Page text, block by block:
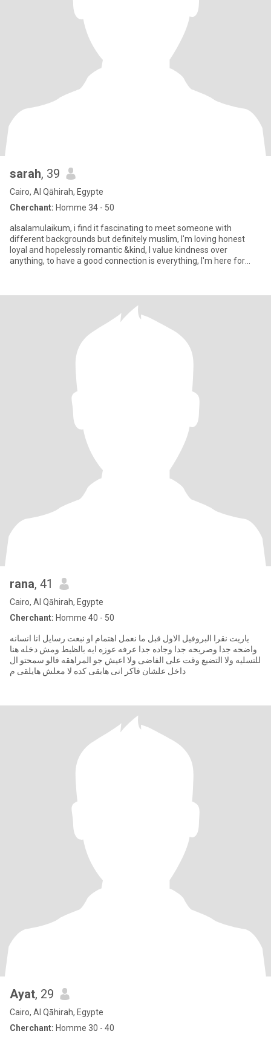
sarah, 39
Cairo, Al Qāhirah, Egypte
Cherchant: Homme 34 - 50
alsalamulaikum, i find it fascinating to meet someone with
different backgrounds but definitely muslim, I'm loving honest
loyal and hopelessly romantic &kind, I value kindness over
anything, to have a good connection is everything, I'm here for
rana, 41
Cairo, Al Qāhirah, Egypte
Cherchant: Homme 40 - 50
ياريت نقرا البروفيل الاول قبل ما نعمل اهتمام او نبعت رسايل انا انسانه
واضحه جدا وصريحه جدا وجاده جدا عرفه عوزه ايه بالظبط ومش دخله هنا
للتسليه ولا التضيع وقت على الفاضى ولا اعيش جو المراهقه فالو سمحتو ال
داخل علشان فاكر انى هابقى كده لا معلش هايلقى م
Ayat, 29
Cairo, Al Qāhirah, Egypte
Cherchant: Homme 30 - 40